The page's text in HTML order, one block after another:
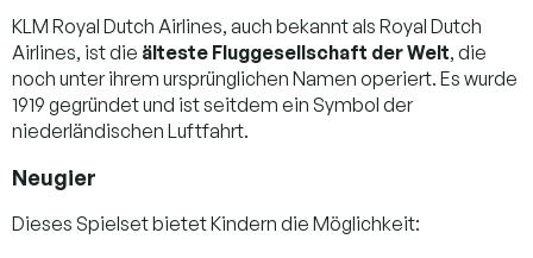
KLM Royal Dutch Airlines, auch bekannt als Royal Dutch
Airlines, ist die älteste Fluggesellschaft der Welt, die
noch unter ihrem ursprünglichen Namen operiert. Es wurde
1919 gegründet und ist seitdem ein Symbol der
niederländischen Luftfahrt.
Neugier
Dieses Spielset bietet Kindern die Möglichkeit: